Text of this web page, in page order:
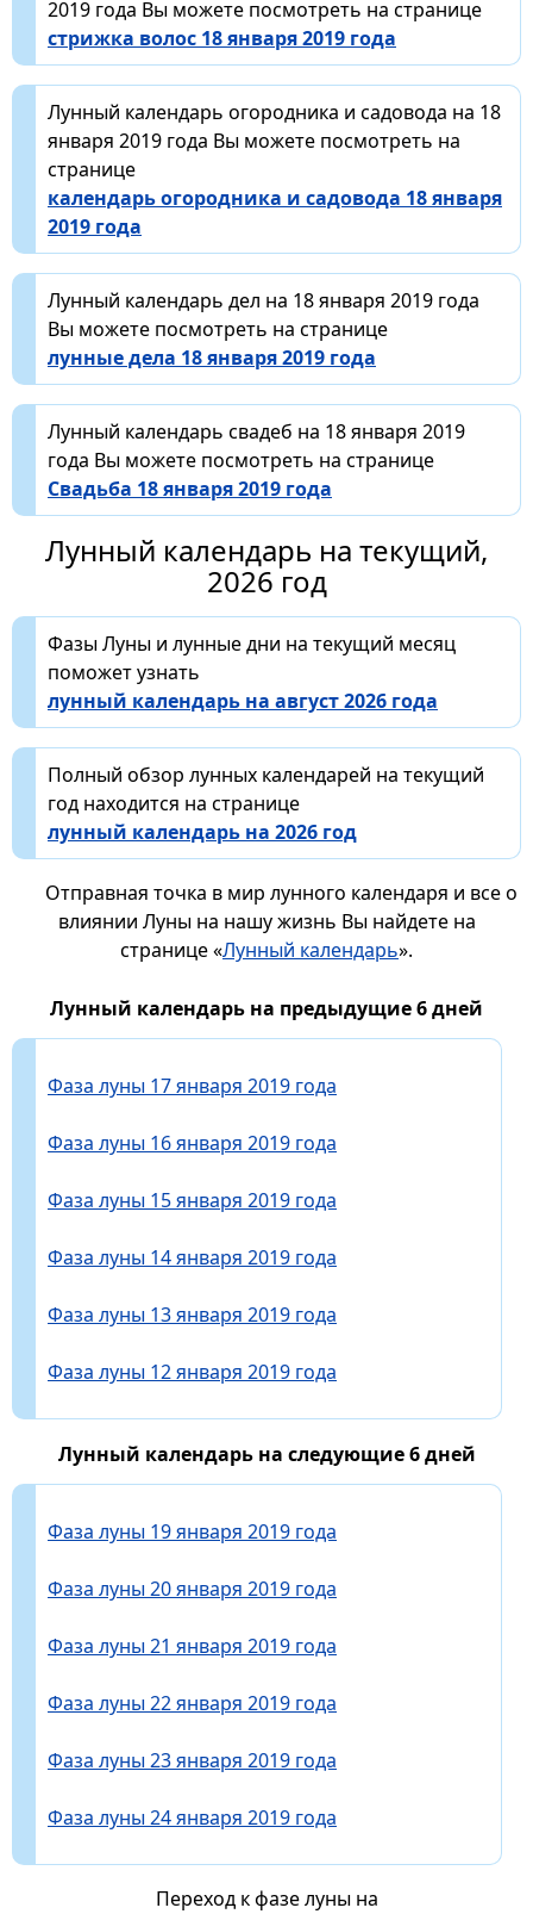
2019 года Вы можете посмотреть на странице
стрижка волос 18 января 2019 года
Лунный календарь огородника и садовода на 18
января 2019 года Вы можете посмотреть на
странице
календарь огородника и садовода 18 января
2019 года
Лунный календарь дел на 18 января 2019 года
Вы можете посмотреть на странице
лунные дела 18 января 2019 года
Лунный календарь свадеб на 18 января 2019
года Вы можете посмотреть на странице
Свадьба 18 января 2019 года
Лунный календарь на текущий,
2026 год
Фазы Луны и лунные дни на текущий месяц
поможет узнать
лунный календарь на август 2026 года
Полный обзор лунных календарей на текущий
год находится на странице
лунный календарь на 2026 год
Отправная точка в мир лунного календаря и все о
влиянии Луны на нашу жизнь Вы найдете на
странице «Лунный календарь».
Лунный календарь на предыдущие 6 дней
Фаза луны 17 января 2019 года
Фаза луны 16 января 2019 года
Фаза луны 15 января 2019 года
Фаза луны 14 января 2019 года
Фаза луны 13 января 2019 года
Фаза луны 12 января 2019 года
Лунный календарь на следующие 6 дней
Фаза луны 19 января 2019 года
Фаза луны 20 января 2019 года
Фаза луны 21 января 2019 года
Фаза луны 22 января 2019 года
Фаза луны 23 января 2019 года
Фаза луны 24 января 2019 года
Переход к фазе луны на